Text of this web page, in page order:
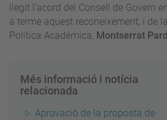
llegit l'acord del Consell de Govern
a terme aquest reconeixement, i de
Política Acadèmica, Montserrat
Més informació i notícia
relacionada
Aprovació de la proposta de